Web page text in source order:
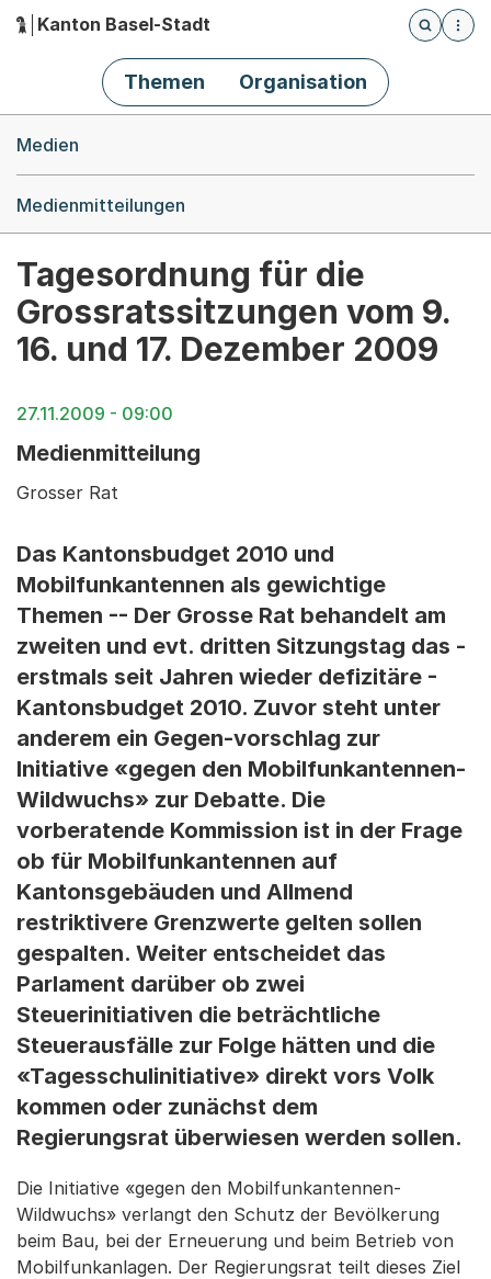
Hauptnavigation
Kanton Basel-Stadt
Öffnet
Themen Organisation
Medien
Medienmitteilungen
Tagesordnung für die
Grossratssitzungen vom 9.
16. und 17. Dezember 2009
27.11.2009 - 09:00
Medienmitteilung
Grosser Rat
Das Kantonsbudget 2010 und
Mobilfunkantennen als gewichtige
Themen -- Der Grosse Rat behandelt am
zweiten und evt. dritten Sitzungstag das -
erstmals seit Jahren wieder defizitäre -
Kantonsbudget 2010. Zuvor steht unter
anderem ein Gegen-vorschlag zur
Initiative «gegen den Mobilfunkantennen-
Wildwuchs» zur Debatte. Die
vorberatende Kommission ist in der Frage
ob für Mobilfunkantennen auf
Kantonsgebäuden und Allmend
restriktivere Grenzwerte gelten sollen
gespalten. Weiter entscheidet das
Parlament darüber ob zwei
Steuerinitiativen die beträchtliche
Steuerausfälle zur Folge hätten und die
«Tagesschulinitiative» direkt vors Volk
kommen oder zunächst dem
Regierungsrat überwiesen werden sollen.
Die Initiative «gegen den Mobilfunkantennen-
Wildwuchs» verlangt den Schutz der Bevölkerung
beim Bau, bei der Erneuerung und beim Betrieb von
Mobilfunkanlagen. Der Regierungsrat teilt dieses Ziel